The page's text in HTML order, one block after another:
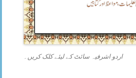
اردو اشرفیہ سائٹ کے لیئے کلک کریں۔